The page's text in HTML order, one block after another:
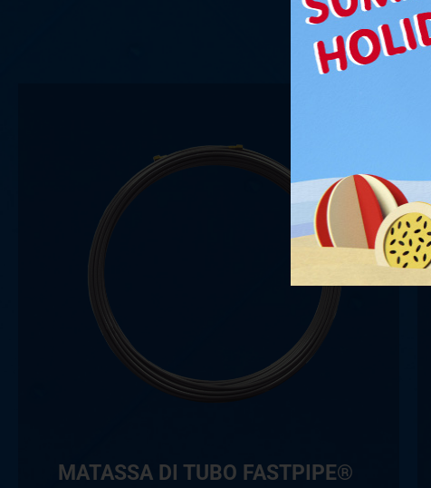
MATASSA DI TUBO FASTPIPE®